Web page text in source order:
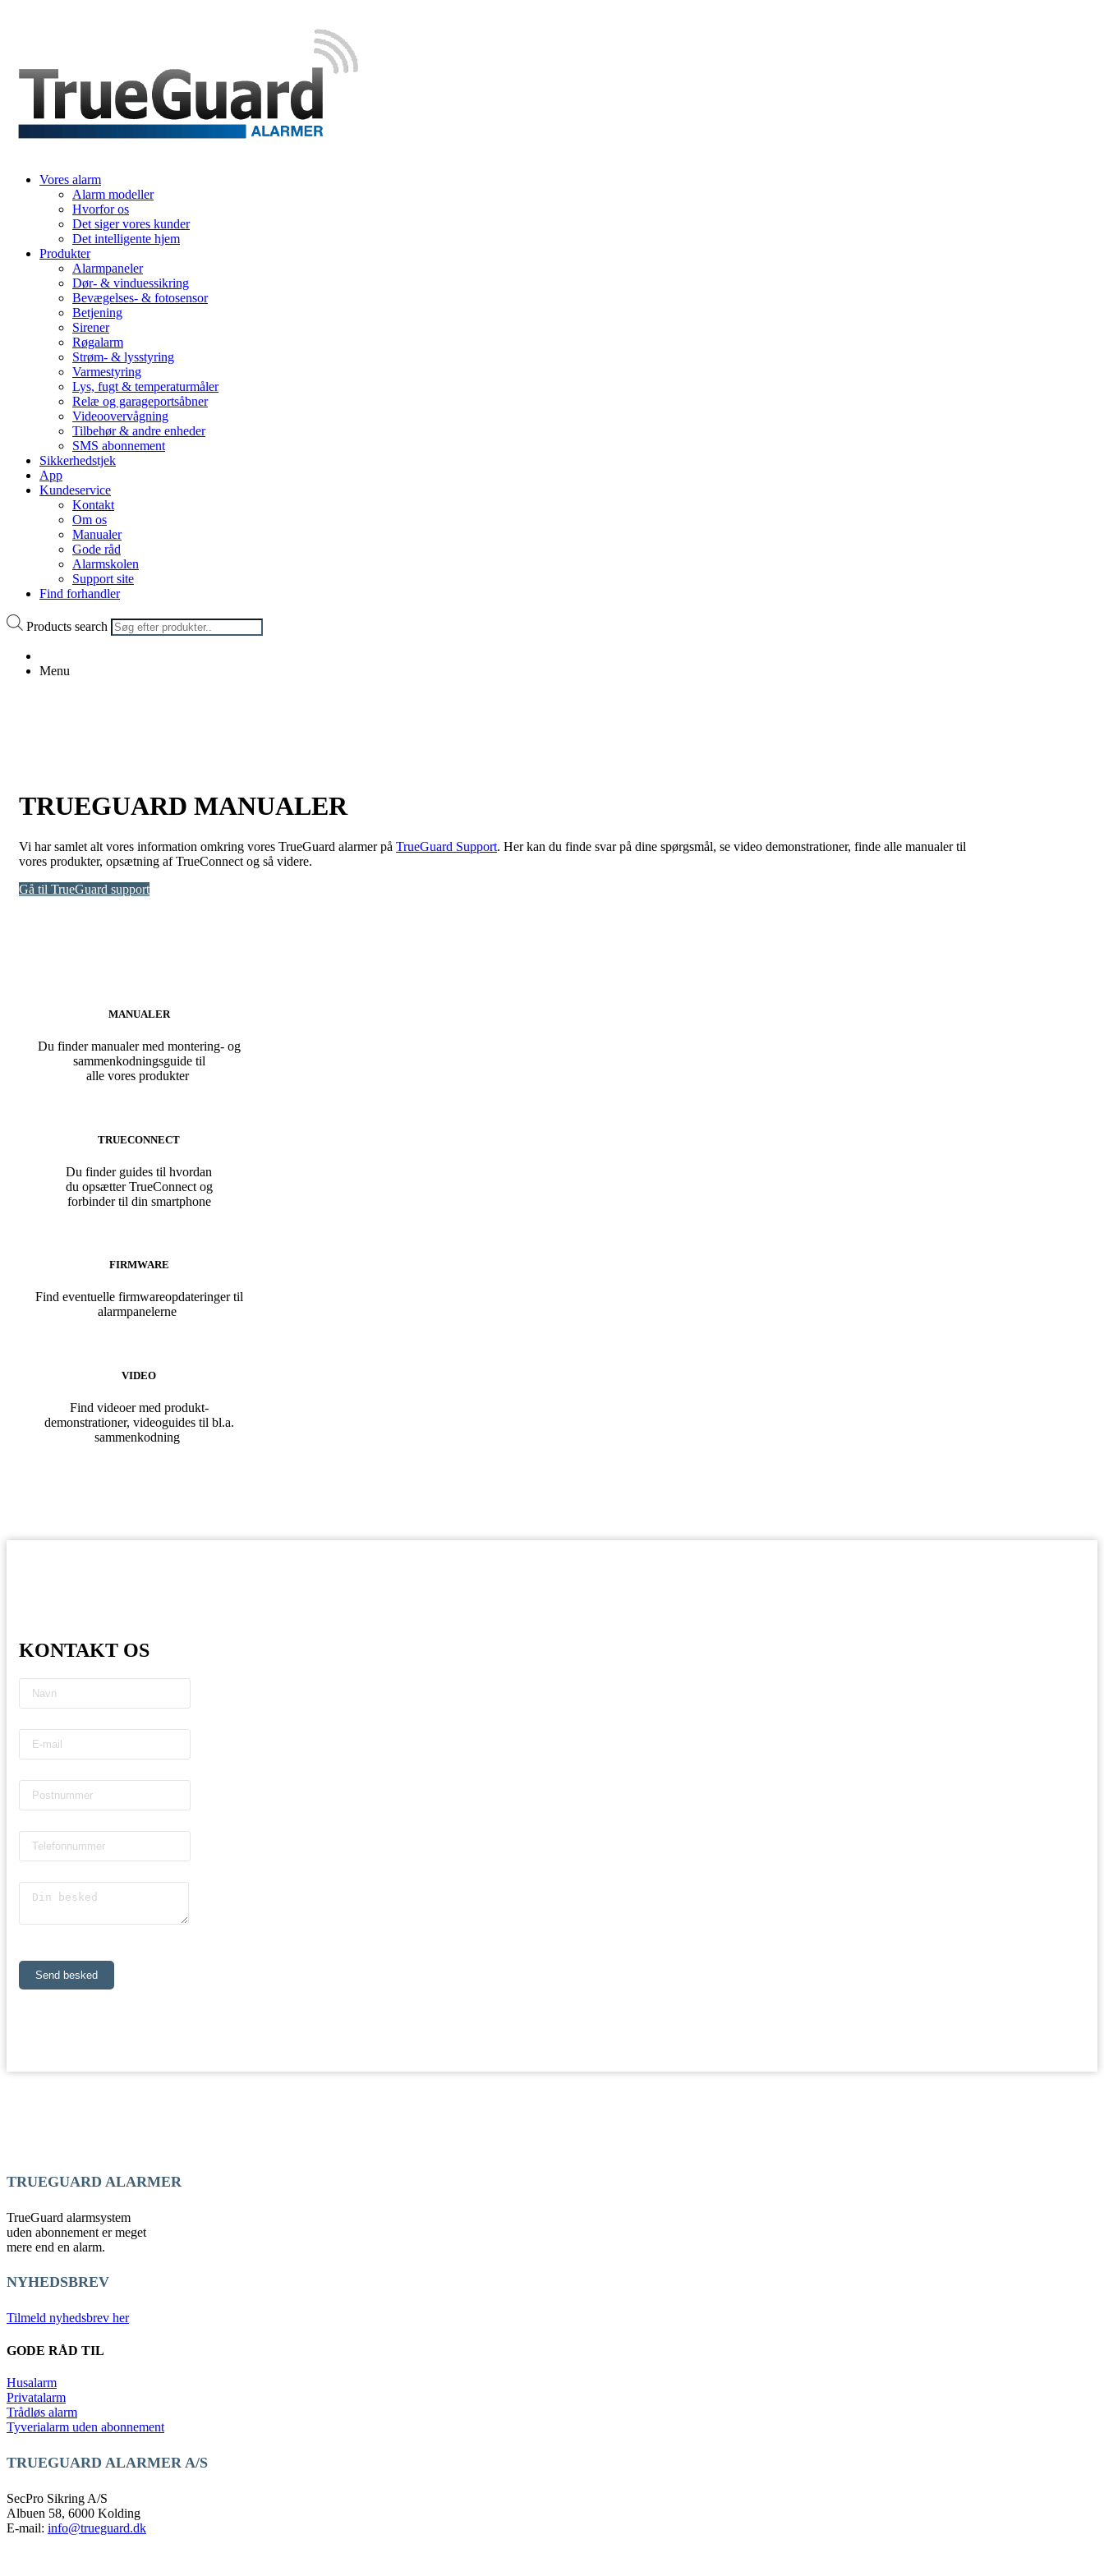
Vores alarm
Alarm modeller
Hvorfor os
Det siger vores kunder
Det intelligente hjem
Produkter
Alarmpaneler
Dør- & vinduessikring
Bevægelses- & fotosensor
Betjening
Sirener
Røgalarm
Strøm- & lysstyring
Varmestyring
Lys, fugt & temperaturmåler
Relæ og garageportsåbner
Videoovervågning
Tilbehør & andre enheder
SMS abonnement
Sikkerhedstjek
App
Kundeservice
Kontakt
Om os
Manualer
Gode råd
Alarmskolen
Support site
Find forhandler
Products search
Menu
TRUEGUARD MANUALER
Vi har samlet alt vores information omkring vores TrueGuard alarmer på TrueGuard Support. Her kan du finde svar på dine spørgsmål, se video demonstrationer, finde alle manualer til
vores produkter, opsætning af TrueConnect og så videre.
Gå til TrueGuard support
MANUALER
Du finder manualer med montering- og
sammenkodningsguide til
alle vores produkter
TRUECONNECT
Du finder guides til hvordan
du opsætter TrueConnect og
forbinder til din smartphone
FIRMWARE
Find eventuelle firmwareopdateringer til
alarmpanelerne
VIDEO
Find videoer med produkt-
demonstrationer, videoguides til bl.a.
sammenkodning
KONTAKT OS
Send besked
TRUEGUARD ALARMER
TrueGuard alarmsystem
uden abonnement er meget
mere end en alarm.
NYHEDSBREV
Tilmeld nyhedsbrev her
GODE RÅD TIL
Husalarm
Privatalarm
Trådløs alarm
Tyverialarm uden abonnement
TRUEGUARD ALARMER A/S
SecPro Sikring A/S
Albuen 58, 6000 Kolding
E-mail: info@trueguard.dk